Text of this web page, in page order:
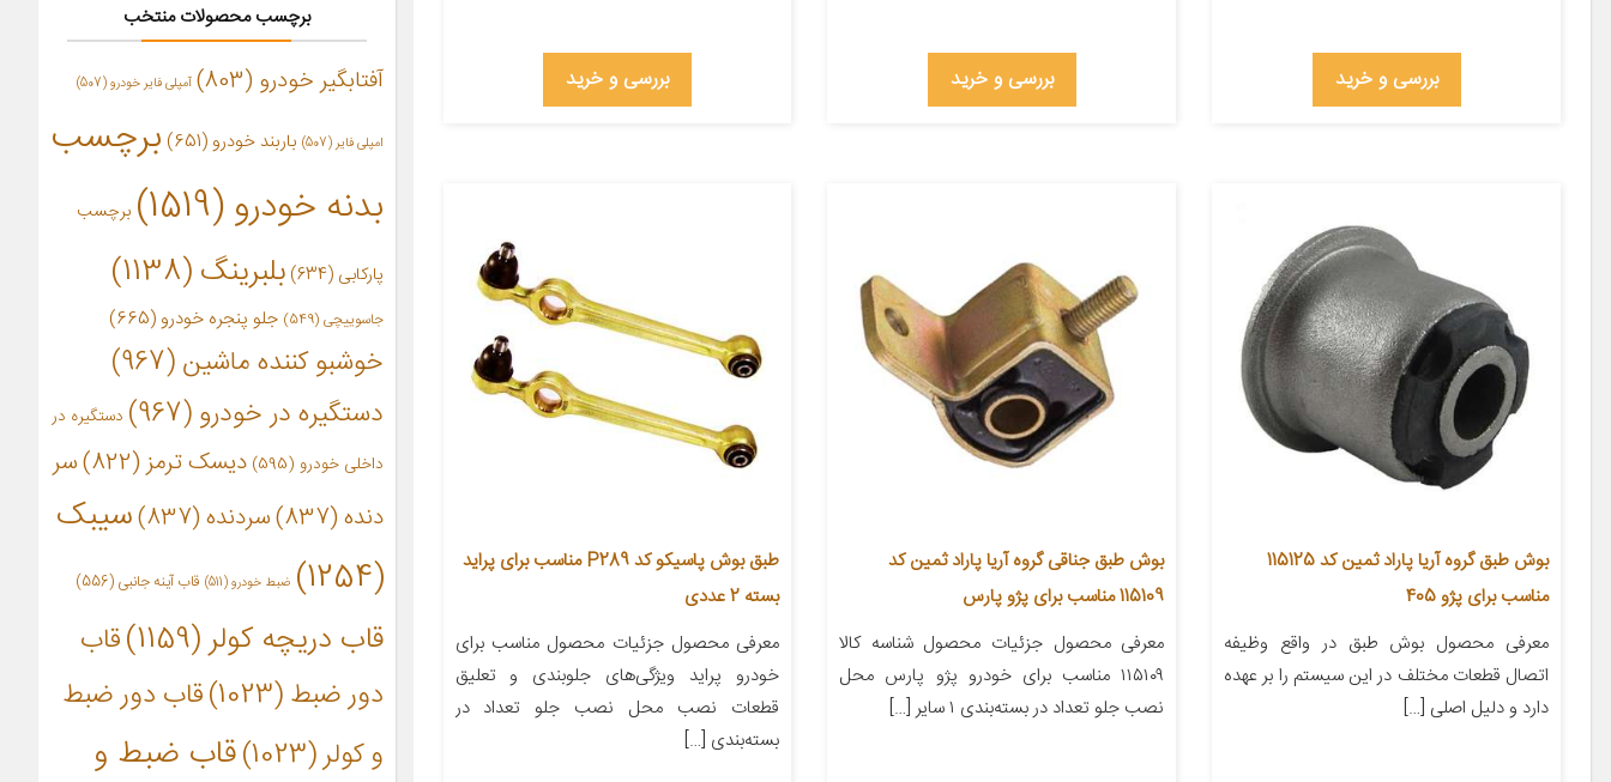
بررسی و خرید بررسی و خرید بررسی و خرید
بوش طبق گروه آریا پاراد ثمین کد 115125
مناسب برای پژو 405
معرفی محصول بوش طبق در واقع وظیفه
اتصال قطعات مختلف در این سیستم را بر عهده
دارد و دلیل اصلی […]
بوش طبق جناقی گروه آریا پاراد ثمین کد
115109 مناسب برای پژو پارس
معرفی محصول جزئیات محصول شناسه کالا
۱۱۵۱۰۹ مناسب برای خودرو پژو پارس محل
نصب جلو تعداد در بسته‌بندی ۱ سایر […]
طبق بوش پاسیکو کد P289 مناسب برای پراید
بسته 2 عددی
معرفی محصول جزئیات محصول مناسب برای
خودرو پراید ویژگی‌های جلوبندی و تعلیق
قطعات نصب محل نصب جلو تعداد در
بسته‌بندی […]
برچسب محصولات منتخب
آفتابگیر خودرو (803) آمپلی فایر خودرو(507)
امپلی فایر (507) باربند خودرو(651)
برچسب
بدنه خودرو(1519) برچسب
پارکابی (634) بلبرینگ(1138)
جاسوییچی (549) جلو پنجره خودرو (665)
خوشبو کننده ماشین(967)
دستگیره در خودرو(967)
دستگیره در
داخلی خودرو (595) دیسک ترمز(822)
سر
دنده(837) سردنده(837)
سیبک
(1254)
ضبط خودرو(511) قاب آینه جانبی (556)
قاب دریچه کولر(1159)
قاب
دور ضبط(1023)
قاب دور ضبط
و کولر(1023)
قاب ضبط و